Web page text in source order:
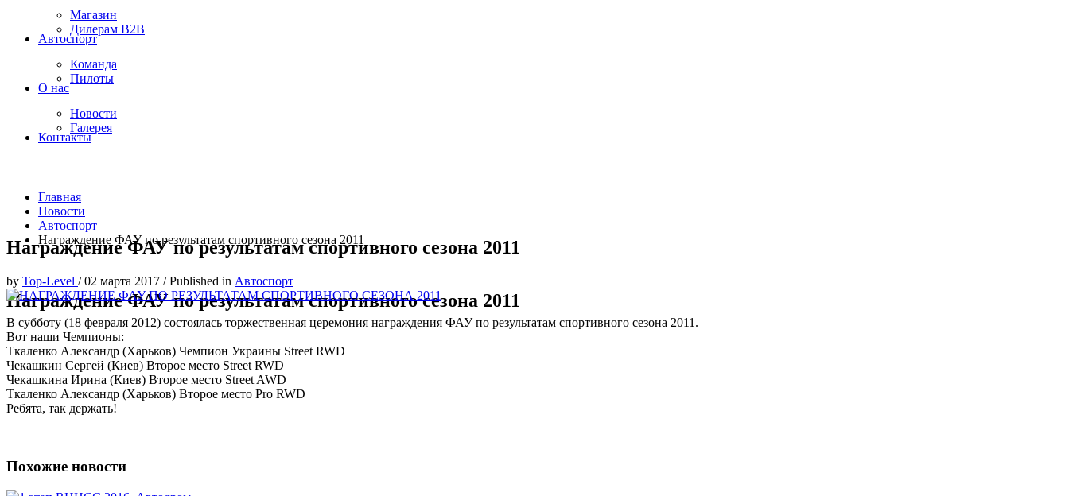
Магазин
Дилерам B2B
Автоспорт
Команда
Пилоты
О нас
Новости
Галерея
Контакты
Главная
Новости
Автоспорт
Награждение ФАУ по результатам спортивного сезона 2011
Награждение ФАУ по результатам спортивного сезона 2011
Награждение ФАУ по результатам спортивного сезона 2011
by Top-Level /02 марта 2017 /Published in Автоспорт
В субботу (18 февраля 2012) состоялась торжественная церемония награждения ФАУ по результатам спортивного сезона 2011.
Вот наши Чемпионы:
Ткаленко Александр (Харьков) Чемпион Украины Street RWD
Чекашкин Сергей (Киев) Второе место Street RWD
Чекашкина Ирина (Киев) Второе место Street AWD
Ткаленко Александр (Харьков) Второе место Pro RWD
Ребята, так держать!
Похожие новости